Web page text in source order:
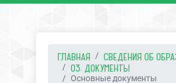
ГЛАВНАЯ
СВЕДЕНИЯ ОБ
03. ДОКУМЕНТЫ
Основные документы